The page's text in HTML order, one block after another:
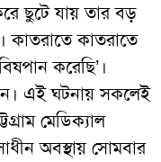
ছুটে যায় তার বড়
কাতরাতে কাতরাতে
করেছি’।
এই ঘটনায় সকলেই
মেডিক্যাল
অবস্থায় সোমবার